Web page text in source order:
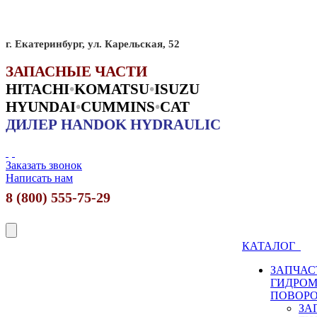
г. Екатеринбург, ул. Карельская, 52
ЗАПАСНЫЕ ЧАСТИ
HITACHI•KOMATSU•ISUZU
HYUNDAI•CUMMINS•CAT
ДИЛЕР HANDOK HYDRAULIC
Заказать звонок
Написать нам
8 (800) 555-75-29
КАТАЛОГ